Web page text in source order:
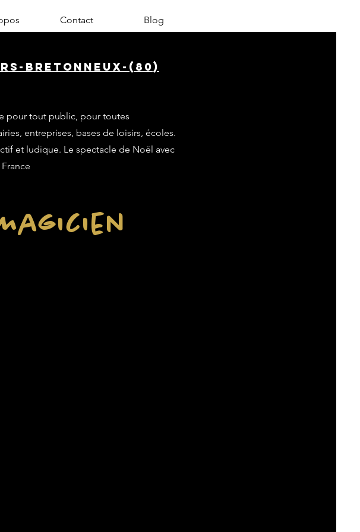
Contact Blog
bretonneux-(80)
pour tout public, pour toutes
entreprises, bases de loisirs, écoles.
et ludique. Le spectacle de Noël avec